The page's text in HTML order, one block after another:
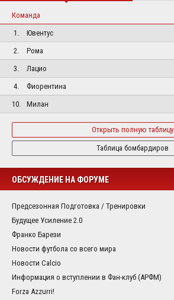
Команда
1.
Ювентус
2.
Рома
3.
Лацио
4.
Фиорентина
10.
Милан
Открыть полную таблицу
Таблица бомбардиров
ОБСУЖДЕНИЕ НА ФОРУМЕ
Предсезонная Подготовка / Тренировки
Будущее Усиление 2.0
Франко Барези
Новости футбола со всего мира
Новости Calcio
Информация о вступлении в Фан-клуб (АРФМ)
Forza Azzurri!